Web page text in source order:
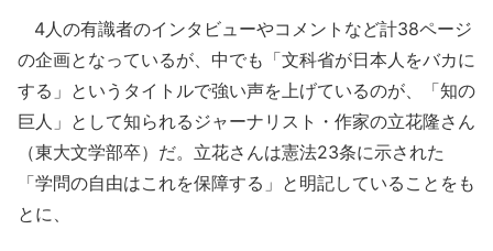
4人の有識者のインタビューやコメントなど計38ページ
の企画となっているが、中でも「文科省が日本人をバカに
する」というタイトルで強い声を上げているのが、「知の
巨人」として知られるジャーナリスト・作家の立花隆さん
（東大文学部卒）だ。立花さんは憲法23条に示された
「学問の自由はこれを保障する」と明記していることをも
とに、